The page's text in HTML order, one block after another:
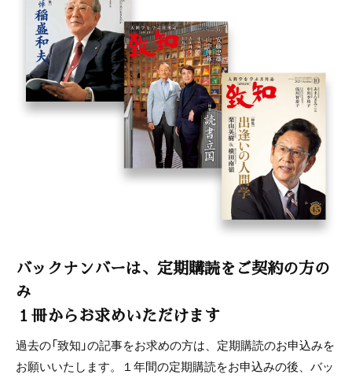
バックナンバーは、定期購読をご契約の方の
み
１冊からお求めいただけます
過去の「致知」の記事をお求めの方は、定期購読のお申込みを
お願いいたします。１年間の定期購読をお申込みの後、バッ